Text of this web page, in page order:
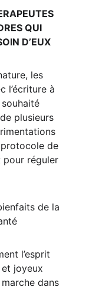
QUI
D’EUX
les
l’écriture à
plusieurs
de
pour réguler
de la
l’esprit
joyeux
marche dans